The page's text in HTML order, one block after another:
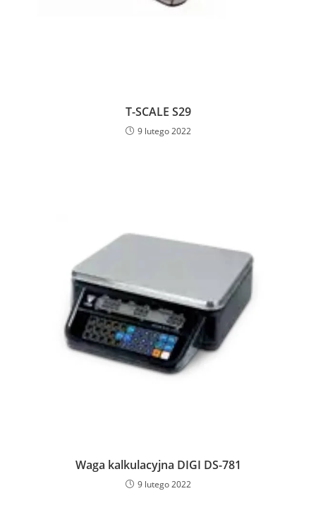
T-SCALE S29
9 lutego 2022
Waga kalkulacyjna DIGI DS-781
9 lutego 2022